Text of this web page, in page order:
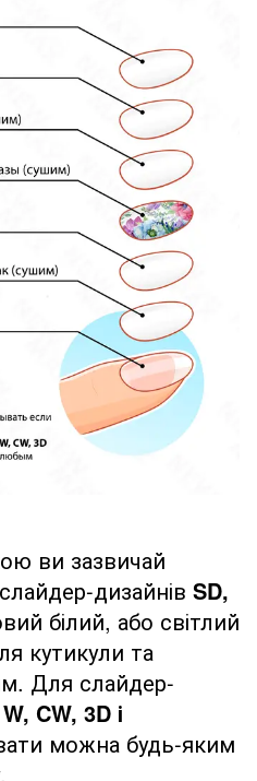
ви зазвичай
дизайнів SD,
білий, або світлий
кутикули та
Для слайдер-
CW, 3D і
можна будь-яким